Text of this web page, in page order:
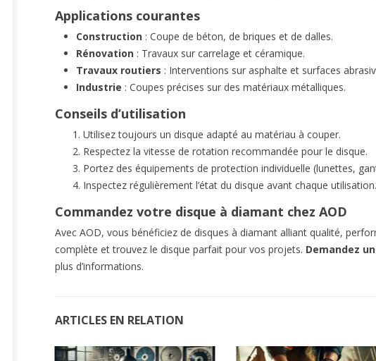
Applications courantes
Construction: Coupe de béton, de briques et de dalles.
Rénovation: Travaux sur carrelage et céramique.
Travaux routiers : Interventions sur asphalte et surfaces
Industrie : Coupes précises sur des matériaux métalliques.
Conseils d’utilisation
Utilisez toujours un disque adapté au matériau à couper.
Respectez la vitesse de rotation recommandée pour le disque.
Portez des équipements de protection individuelle (lunettes,
Inspectez régulièrement l’état du disque avant chaque utilisation.
Commandez votre disque à diamant chez AOD
Avec AOD, vous bénéficiez de disques à diamant alliant qualité,
complète et trouvez le disque parfait pour vos projets. Demandez
plus d’informations.
ARTICLES EN RELATION